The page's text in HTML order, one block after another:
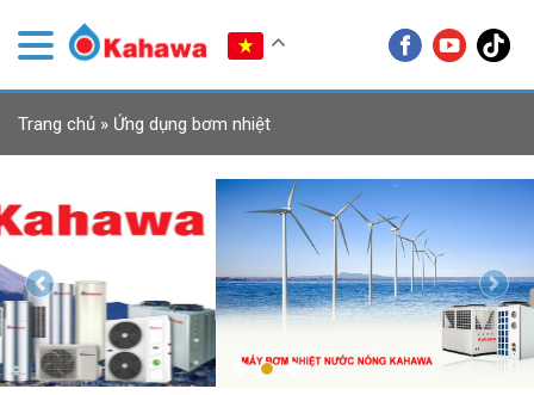
Trang chủ » Ứng dụng bơm nhiệt
Previous Next